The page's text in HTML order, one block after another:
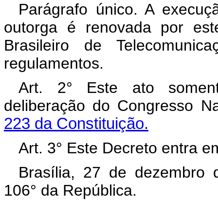
Parágrafo único. A
outorga é renovada por
Brasileiro de
regulamentos.
Art. 2° Este ato
deliberação do Congresso
223 da Constituição.
Art. 3° Este Decreto entra
Brasília, 27 de dezembro
106° da República.